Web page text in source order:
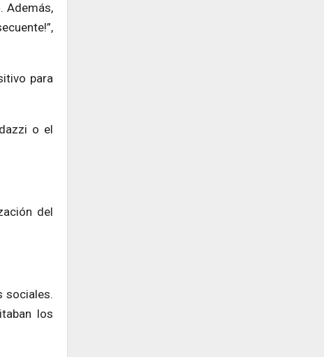
Además,
para
o el
del
sociales.
los